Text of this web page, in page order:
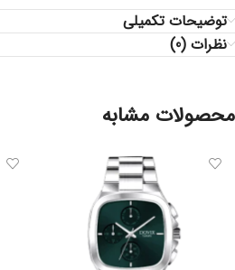
توضیحات تکمیلی
نظرات (0)
محصولات مشابه